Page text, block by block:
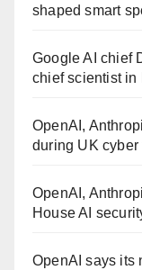
shaped smart
Google AI chief
chief scientist in
OpenAI,
during UK cyber
OpenAI,
House AI
OpenAI says its